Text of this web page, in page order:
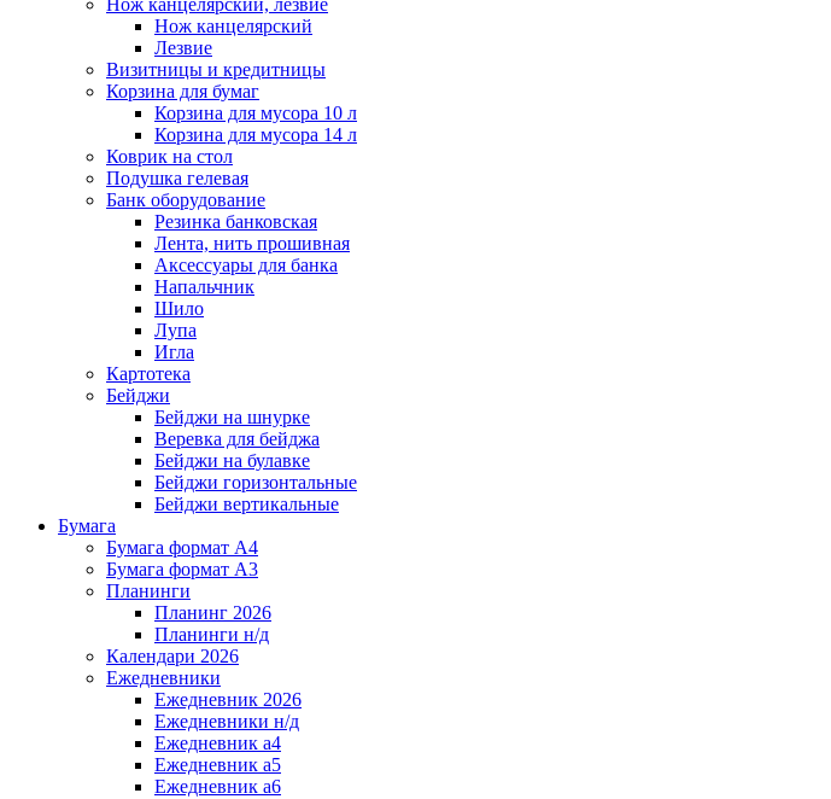
Нож канцелярский, лезвие
Нож канцелярский
Лезвие
Визитницы и кредитницы
Корзина для бумаг
Корзина для мусора 10 л
Корзина для мусора 14 л
Коврик на стол
Подушка гелевая
Банк оборудование
Резинка банковская
Лента, нить прошивная
Аксессуары для банка
Напальчник
Шило
Лупа
Игла
Картотека
Бейджи
Бейджи на шнурке
Веревка для бейджа
Бейджи на булавке
Бейджи горизонтальные
Бейджи вертикальные
Бумага
Бумага формат А4
Бумага формат А3
Планинги
Планинг 2026
Планинги н/д
Календари 2026
Ежедневники
Ежедневник 2026
Ежедневники н/д
Ежедневник а4
Ежедневник а5
Ежедневник а6